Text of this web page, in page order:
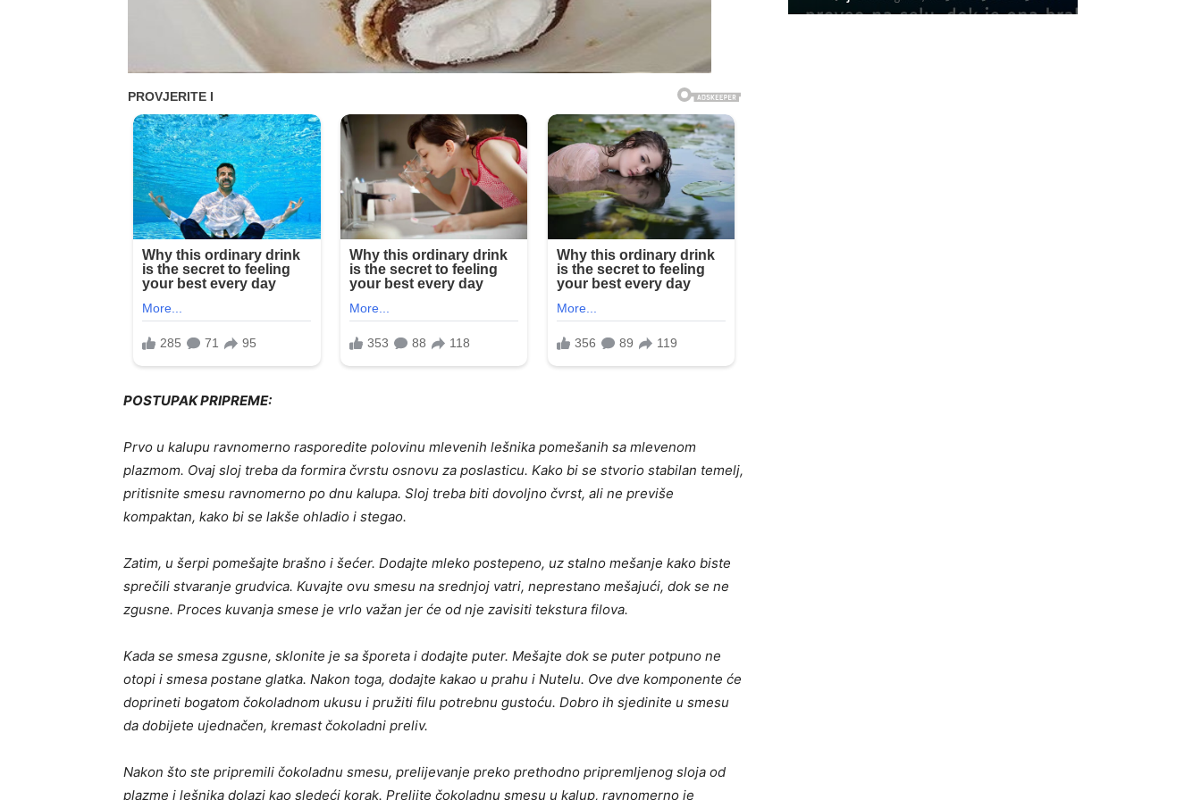
POSTUPAK PRIPREME:
Prvo u kalupu ravnomerno rasporedite polovinu mlevenih lešnika pomešanih sa mlevenom
plazmom. Ovaj sloj treba da formira čvrstu osnovu za poslasticu. Kako bi se stvorio stabilan temelj,
pritisnite smesu ravnomerno po dnu kalupa. Sloj treba biti dovoljno čvrst, ali ne previše
kompaktan, kako bi se lakše ohladio i stegao.
Zatim, u šerpi pomešajte brašno i šećer. Dodajte mleko postepeno, uz stalno mešanje kako biste
sprečili stvaranje grudvica. Kuvajte ovu smesu na srednjoj vatri, neprestano mešajući, dok se ne
zgusne. Proces kuvanja smese je vrlo važan jer će od nje zavisiti tekstura filova.
Kada se smesa zgusne, sklonite je sa šporeta i dodajte puter. Mešajte dok se puter potpuno ne
otopi i smesa postane glatka. Nakon toga, dodajte kakao u prahu i Nutelu. Ove dve komponente će
doprineti bogatom čokoladnom ukusu i pružiti filu potrebnu gustoću. Dobro ih sjedinite u smesu
da dobijete ujednačen, kremast čokoladni preliv.
Nakon što ste pripremili čokoladnu smesu, prelijevanje preko prethodno pripremljenog sloja od
plazme i lešnika dolazi kao sledeći korak. Prelijte čokoladnu smesu u kalup, ravnomerno je